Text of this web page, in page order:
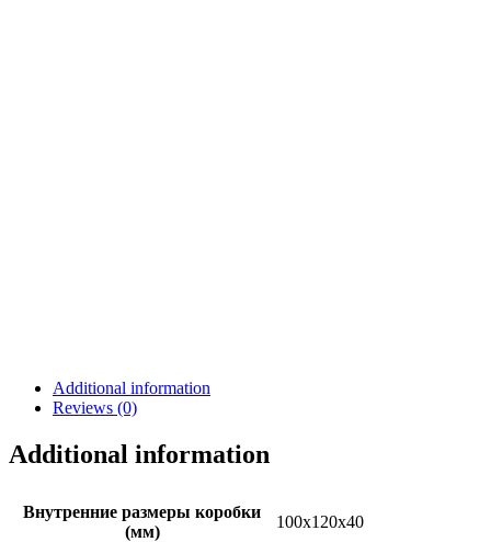
Additional information
Reviews (0)
Additional information
Внутренние размеры коробки
(мм)
100х120х40